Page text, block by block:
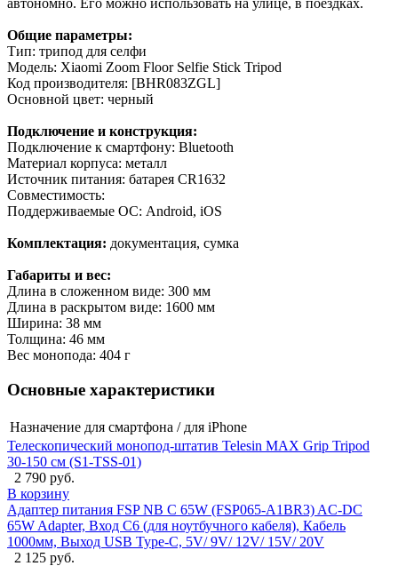
автономно. Его можно использовать на улице, в поездках.
Общие параметры:
Тип: трипод для селфи
Модель: Xiaomi Zoom Floor Selfie Stick Tripod
Код производителя: [BHR083ZGL]
Основной цвет: черный
Подключение и конструкция:
Подключение к смартфону: Bluetooth
Материал корпуса: металл
Источник питания: батарея CR1632
Совместимость:
Поддерживаемые ОС: Android, iOS
Комплектация: документация, сумка
Габариты и вес:
Длина в сложенном виде: 300 мм
Длина в раскрытом виде: 1600 мм
Ширина: 38 мм
Толщина: 46 мм
Вес монопода: 404 г
Основные характеристики
Назначение для смартфона / для iPhone
Телескопический монопод-штатив Telesin MAX Grip Tripod
30-150 см (S1-TSS-01)
2 790 руб.
В корзину
Адаптер питания FSP NB C 65W (FSP065-A1BR3) AC-DC
65W Adapter, Вход C6 (для ноутбучного кабеля), Кабель
1000мм, Выход USB Type-C, 5V/ 9V/ 12V/ 15V/ 20V
2 125 руб.